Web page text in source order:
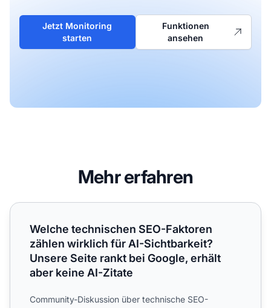
Jetzt Monitoring
starten
Funktionen
ansehen
Mehr erfahren
Welche technischen SEO-Faktoren zählen wirklich für
Welche technischen SEO-Faktoren
zählen wirklich für AI-Sichtbarkeit?
Unsere Seite rankt bei Google, erhält
aber keine AI-Zitate
Community-Diskussion über technische SEO-